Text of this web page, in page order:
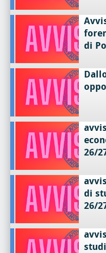
di
26/
di
26/